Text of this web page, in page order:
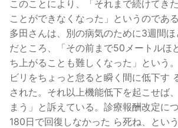
このことにより、「それまで続けてき
ことができなくなった」というのである
多田さんは、別の病気のために3週間
だところ、「その前まで50メートルほ
ち上がることも難しくなった」という
ビリをちょっと怠ると瞬く間に低下す
された。それ以上機能低下を起こせば
まう」と訴えている。診療報酬改定に
180日で回復しなかった ら死ね、とい